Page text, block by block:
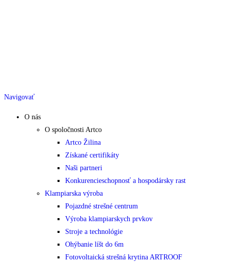
Navigovať
O nás
O spoločnosti Artco
Artco Žilina
Získané certifikáty
Naši partneri
Konkurencieschopnosť a hospodársky rast
Klampiarska výroba
Pojazdné strešné centrum
Výroba klampiarskych prvkov
Stroje a technológie
Ohýbanie líšt do 6m
Fotovoltaická strešná krytina ARTROOF